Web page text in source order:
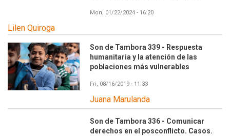
Mon, 01/22/2024 - 16:20
Lilen Quiroga
Son de Tambora 339 - Respuesta
humanitaria y la atención de las
poblaciones más vulnerables
Fri, 08/16/2019 - 11:33
Juana Marulanda
Son de Tambora 336 - Comunicar
derechos en el posconflicto. Casos.